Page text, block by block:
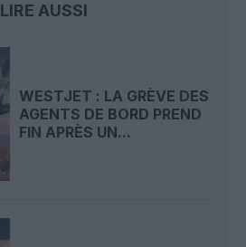
LIRE AUSSI
WESTJET : LA GRÈVE DES
AGENTS DE BORD PREND
FIN APRÈS UN...